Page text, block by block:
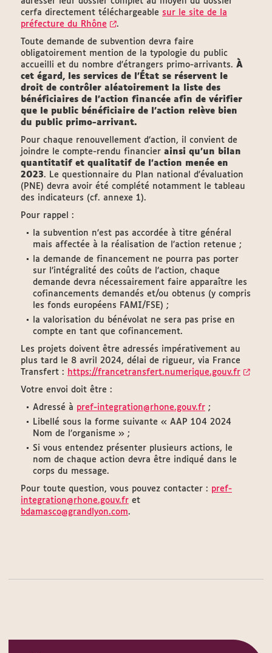
cerfa directement téléchargeable sur le site de la
préfecture du Rhône
.
Toute demande de subvention devra faire
obligatoirement mention de la typologie du public
accueilli et du nombre d’étrangers primo-arrivants. À
cet égard, les services de l’État se réservent le
droit de contrôler aléatoirement la liste des
bénéficiaires de l’action financée afin de vérifier
que le public bénéficiaire de l’action relève bien
du public primo-arrivant.
Pour chaque renouvellement d’action, il convient de
joindre le compte-rendu financier ainsi qu’un bilan
quantitatif et qualitatif de l’action menée en
2023. Le questionnaire du Plan national d'évaluation
(PNE) devra avoir été complété notamment le tableau
des indicateurs (cf. annexe 1).
Pour rappel :
la subvention n’est pas accordée à titre général
mais affectée à la réalisation de l’action retenue ;
la demande de financement ne pourra pas porter
sur l’intégralité des coûts de l’action, chaque
demande devra nécessairement faire apparaître les
cofinancements demandés et/ou obtenus (y compris
les fonds européens FAMI/FSE) ;
la valorisation du bénévolat ne sera pas prise en
compte en tant que cofinancement.
Les projets doivent être adressés impérativement au
plus tard le 8 avril 2024, délai de rigueur, via France
Transfert : https://francetransfert.numerique.gouv.fr
Votre envoi doit être :
Adressé à pref-integration@rhone.gouv.fr ;
Libellé sous la forme suivante « AAP 104 2024
Nom de l’organisme » ;
Si vous entendez présenter plusieurs actions, le
nom de chaque action devra être indiqué dans le
corps du message.
Pour toute question, vous pouvez contacter : pref-
integration@rhone.gouv.fr et
bdamasco@grandlyon.com.